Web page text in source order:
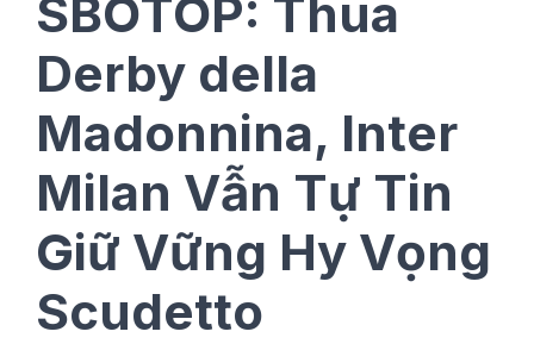
SBOTOP: Thua
Derby della
Madonnina, Inter
Milan Vẫn Tự Tin
Giữ Vững Hy Vọng
Scudetto